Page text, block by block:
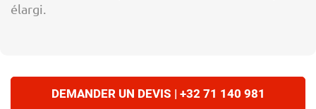
élargi.
DEMANDER UN DEVIS | +32 71 140 981